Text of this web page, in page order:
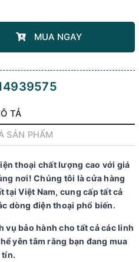
MUA NGAY
TẢ
SẢN PHẨM
thoại chất lượng cao với giá
nơi! Chúng tôi là cửa hàng
Việt Nam, cung cấp tất cả
dòng điện thoại phổ biến.
vụ bảo hành cho tất cả các linh
yên tâm rằng bạn đang mua
tín.